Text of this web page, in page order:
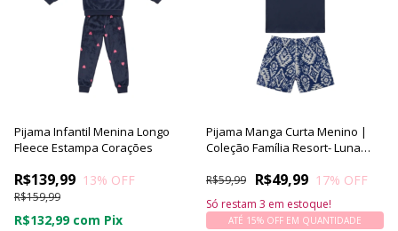
Pijama Infantil Menina Longo
Fleece Estampa Corações
R$139,99
R$159,99
13% OFF
R$132,99 com Pix
Pijama Manga Curta Menino |
Coleção Família Resort- Luna
R$49,99
R$59,99 17% OFF
ATÉ 15% OFF EM QUANTIDADE
Só restam 3 em estoque!